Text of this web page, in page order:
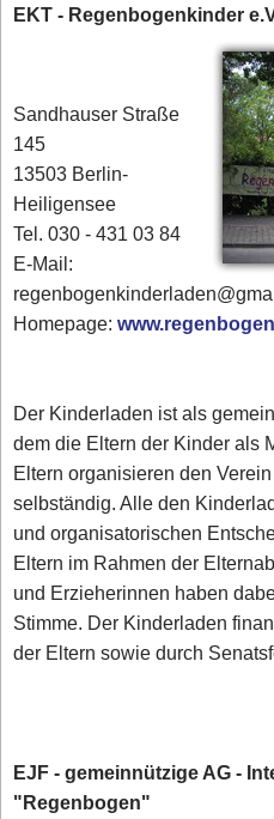
EKT - Regenbogenkinder
Sandhauser Straße
145
13503 Berlin-
Heiligensee
Tel. 030 - 431 03 84‎
E-Mail:
Homepage:
Der Kinderladen ist als
dem die Eltern der Kinder als
Eltern organisieren den
selbständig. Alle den
und organisatorischen
Eltern im Rahmen der
und Erzieherinnen haben
Stimme. Der Kinderladen
der Eltern sowie durch
EJF - gemeinnützige AG -
"Regenbogen"